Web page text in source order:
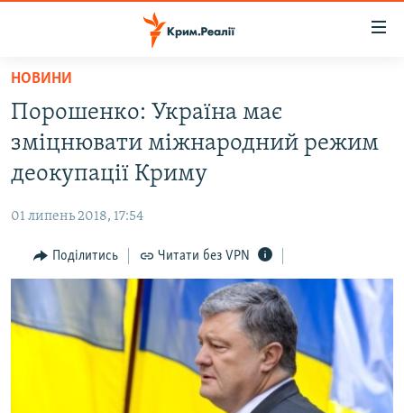
Перейти
основного
матеріалу
до
основної
Перейти
до
пошуку
ВОДА.КРИМ
ВІДЕО ТА ФОТО
БЛОГИ
ПОГЛЯД
ІНТЕРВ'Ю
ВСЕ ЗА ДЕНЬ
СПЕЦПРОЕКТИ
ЯК ОБІЙТИ БЛОКУВАННЯ
НОВИНИ
Порошенко: Україна має
зміцнювати міжнародний режим
деокупації Криму
01 липень 2018, 17:54
Поділитись Читати без VPN